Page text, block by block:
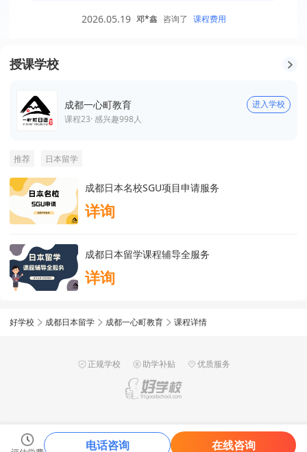
2026.05.19 邓*鑫 咨询了 课程费用
授课学校
成都一心町教育
进入学校
课程23· 感兴趣998人
推荐 日本留学
成都日本名校SGU项目申请服务
详询
成都日本留学课程辅导全服务
详询
好学校 成都日本留学 成都一心町教育 课程详情
正规学校 助学补贴 优质服务
电话咨询 在线咨询